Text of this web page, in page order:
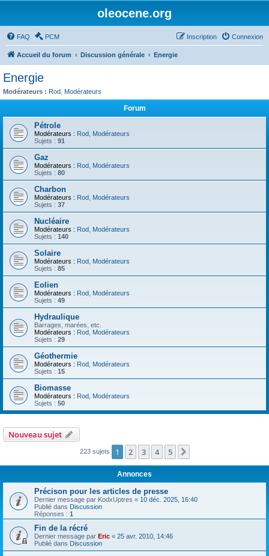
oleocene.org
FAQ PCM Connexion
Inscription
Accueil du forum Discussion générale Energie
Energie
Modérateurs : Rod Modérateurs
Forum
Pétrole
Modérateurs : Rod Modérateurs
Sujets : 91
Gaz
Modérateurs : Rod Modérateurs
Sujets : 80
Charbon
Modérateurs : Rod Modérateurs
Sujets : 37
Nucléaire
Modérateurs : Rod Modérateurs
Sujets : 140
Solaire
Modérateurs : Rod Modérateurs
Sujets : 85
Eolien
Modérateurs : Rod Modérateurs
Sujets : 49
Hydraulique
Barrages, marées, etc.
Modérateurs : Rod Modérateurs
Sujets : 29
Géothermie
Modérateurs : Rod Modérateurs
Sujets : 15
Biomasse
Modérateurs : Rod Modérateurs
Sujets : 50
Nouveau sujet
223 sujets 1 2 3 4 5
Annonces
Précison pour les articles de presse
Dernier message par KodxUptres « 10 déc. 2025, 16:40
Publié dans Discussion
Réponses : 1
Fin de la récré
Dernier message par Eric « 25 avr. 2010, 14:46
Publié dans Discussion